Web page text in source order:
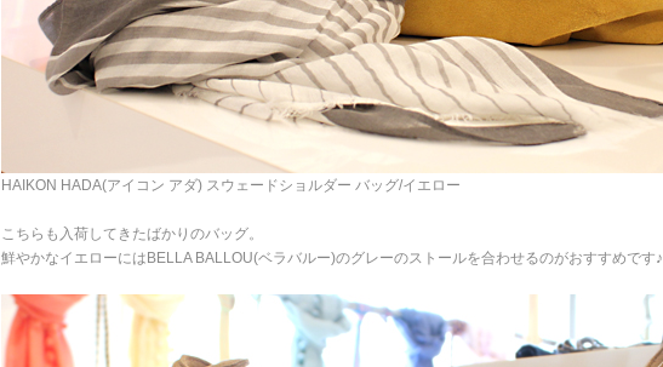
HAIKON HADA(アイコン アダ) スウェードショルダー バッグ/イエロー
こちらも入荷してきたばかりのバッグ。
鮮やかなイエローにはBELLA BALLOU(ベラバルー)のグレーのストールを合わせるのがおすすめです♪